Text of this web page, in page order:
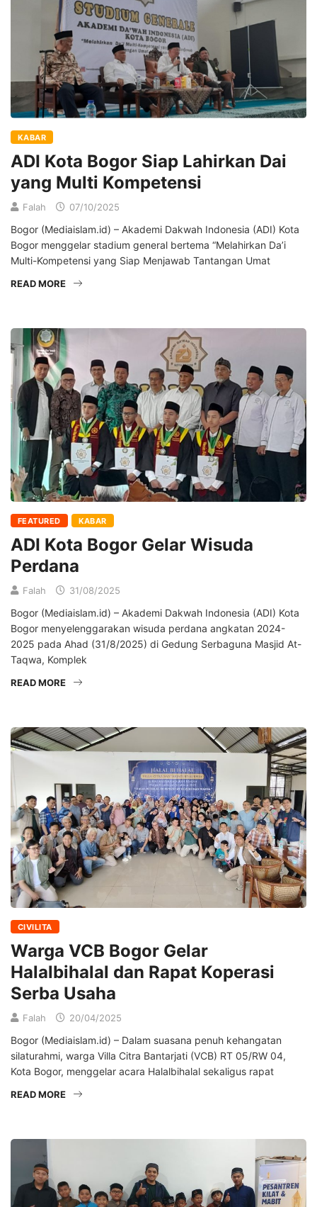
KABAR
ADI Kota Bogor Siap Lahirkan Dai
yang Multi Kompetensi
Falah 07/10/2025
Bogor (Mediaislam.id) – Akademi Dakwah Indonesia (ADI) Kota
Bogor menggelar stadium general bertema “Melahirkan Da’i
Multi-Kompetensi yang Siap Menjawab Tantangan Umat
READ MORE
FEATURED KABAR
ADI Kota Bogor Gelar Wisuda
Perdana
Falah 31/08/2025
Bogor (Mediaislam.id) – Akademi Dakwah Indonesia (ADI) Kota
Bogor menyelenggarakan wisuda perdana angkatan 2024-
2025 pada Ahad (31/8/2025) di Gedung Serbaguna Masjid At-
Taqwa, Komplek
READ MORE
CIVILITA
Warga VCB Bogor Gelar
Halalbihalal dan Rapat Koperasi
Serba Usaha
Falah 20/04/2025
Bogor (Mediaislam.id) – Dalam suasana penuh kehangatan
silaturahmi, warga Villa Citra Bantarjati (VCB) RT 05/RW 04,
Kota Bogor, menggelar acara Halalbihalal sekaligus rapat
READ MORE